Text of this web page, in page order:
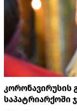
კორონავირუსის
საპატრიარქოში